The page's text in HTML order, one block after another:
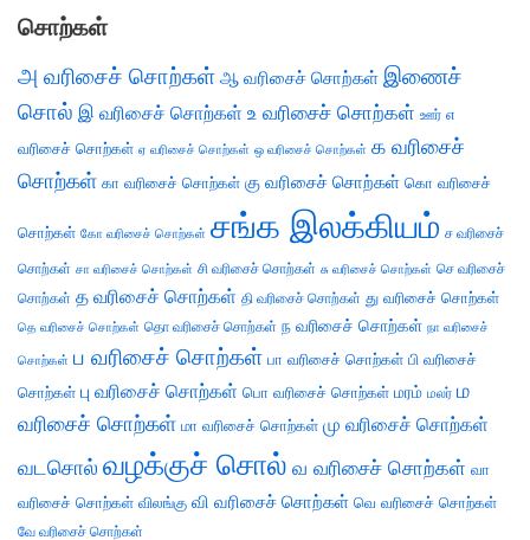
சொற்கள்
அ வரிசைச் சொற்கள் ஆ வரிசைச் சொற்கள் இணைச்
சொல் இ வரிசைச் சொற்கள் உ வரிசைச் சொற்கள் ஊர் எ
வரிசைச் சொற்கள் ஏ வரிசைச் சொற்கள் ஒ வரிசைச் சொற்கள் க வரிசைச்
சொற்கள் கா வரிசைச் சொற்கள் கு வரிசைச் சொற்கள் கொ வரிசைச்
சொற்கள் கோ வரிசைச் சொற்கள் சங்க இலக்கியம் ச வரிசைச்
சொற்கள் சா வரிசைச் சொற்கள் சி வரிசைச் சொற்கள் சு வரிசைச் சொற்கள் செ வரிசைச்
சொற்கள் த வரிசைச் சொற்கள் தி வரிசைச் சொற்கள் து வரிசைச் சொற்கள்
தெ வரிசைச் சொற்கள் தொ வரிசைச் சொற்கள் ந வரிசைச் சொற்கள் நா வரிசைச்
சொற்கள் ப வரிசைச் சொற்கள் பா வரிசைச் சொற்கள் பி வரிசைச்
சொற்கள் பு வரிசைச் சொற்கள் பொ வரிசைச் சொற்கள் மரம் மலர் ம
வரிசைச் சொற்கள் மா வரிசைச் சொற்கள் மு வரிசைச் சொற்கள்
வடசொல் வழக்குச் சொல் வ வரிசைச் சொற்கள் வா
வரிசைச் சொற்கள் விலங்கு வி வரிசைச் சொற்கள் வெ வரிசைச் சொற்கள்
வே வரிசைச் சொற்கள்